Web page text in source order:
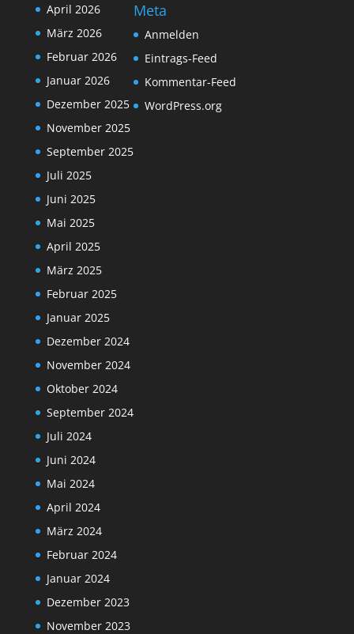
April 2026
März 2026
Februar 2026
Januar 2026
Dezember 2025
November 2025
September 2025
Juli 2025
Juni 2025
Mai 2025
April 2025
März 2025
Februar 2025
Januar 2025
Dezember 2024
November 2024
Oktober 2024
September 2024
Juli 2024
Juni 2024
Mai 2024
April 2024
März 2024
Februar 2024
Januar 2024
Dezember 2023
November 2023
Meta
Anmelden
Eintrags-Feed
Kommentar-Feed
WordPress.org